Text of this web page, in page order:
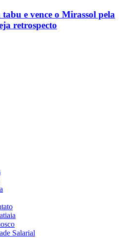
e vence o Mirassol pela
retrospecto
Salarial